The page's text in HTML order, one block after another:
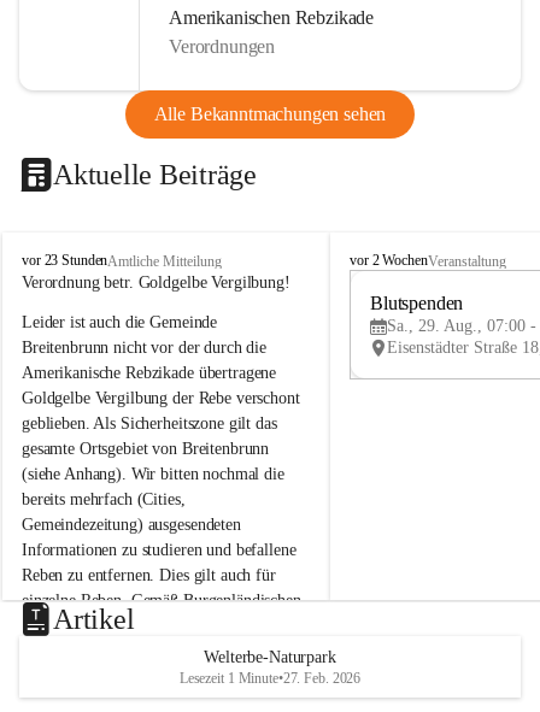
Amerikanischen Rebzikade
Verordnungen
Alle Bekanntmachungen sehen
Aktuelle Beiträge
B
r
i
t
e
n
b
r
u
n
n
a
m
N
e
u
s
d
vor 23 StundenAmtliche Mitteilung
Verordnung betr. Goldgelbe Vergilbung!
Leider ist auch die Gemeinde
Breitenbrunn nicht vor der durch die
Amerikanische Rebzikade übertragene
Goldgelbe Vergilbung der Rebe verschont
geblieben. Als Sicherheitszone gilt das
gesamte Ortsgebiet von Breitenbrunn
(siehe Anhang). Wir bitten nochmal die
bereits mehrfach (Cities,
Gemeindezeitung) ausgesendeten
Informationen zu studieren und befallene
Reben zu entfernen. Dies gilt auch für
einzelne Reben. Gemäß Burgenländischen
Weinbaugesetz sind nicht gepflegte oder
unzulässige Weingärten zu roden! Bitte
helfen wir zusammen um unsere Winzer
vor den prognostizierten Ernteausfällen
B
e
u
e
d
vor 2 WochenVeranstaltung
Blutspenden
Sa., 29. Aug., 07:00 -
Artikel
Welterbe-Naturpark
Lesezeit 1 Minute•27. Feb. 2026